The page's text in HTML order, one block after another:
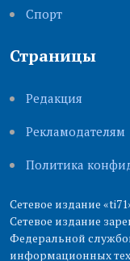
Cпорт
Страницы
Редакция
Рекламодателям
Политика
Сетевое издание
Сетевое издание
Федеральной
информационных